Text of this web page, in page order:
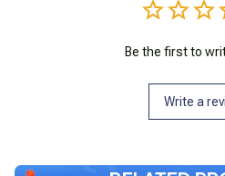
Be the first to
Write a